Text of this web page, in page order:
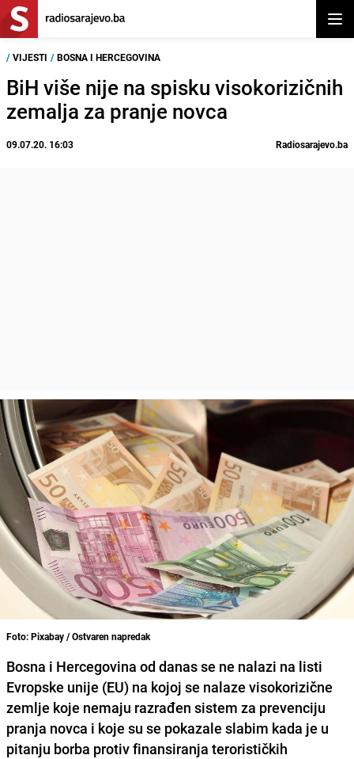
/ VIJESTI / BOSNA I HERCEGOVINA
BiH više nije na spisku visokorizičnih
zemalja za pranje novca
09.07.20. 16:03 Radiosarajevo.ba
Foto: Pixabay / Ostvaren napredak
Bosna i Hercegovina od danas se ne nalazi na listi
Evropske unije (EU) na kojoj se nalaze visokorizične
zemlje koje nemaju razrađen sistem za prevenciju
pranja novca i koje su se pokazale slabim kada je u
pitanju borba protiv finansiranja terorističkih